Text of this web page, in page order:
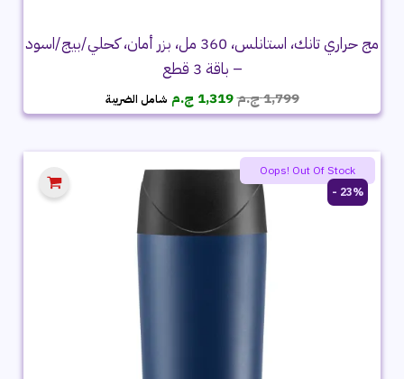
مج حراري تانك، استانلس، 360 مل، بزر أمان، كحلي/بيج/اسود
– باقة 3 قطع
1,799ج.مالسعر
الأصلي
1,799 ج.م.
1,319 ج.م السعر
الحالي
1,319 ج.م.
شامل الضريبة
23% -
Oops! Out Of Stock